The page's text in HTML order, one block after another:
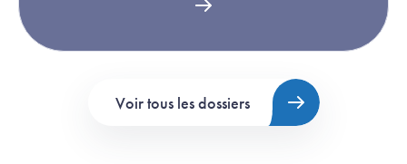
Voir tous les dossiers